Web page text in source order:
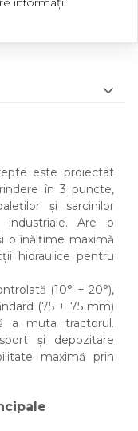
este proiectat
în 3 puncte,
și sarcinilor
Are o
o înălțime maximă
hidraulice pentru
(10° + 20°),
(75 + 75 mm)
a muta tractorul.
și depozitare
maximă prin